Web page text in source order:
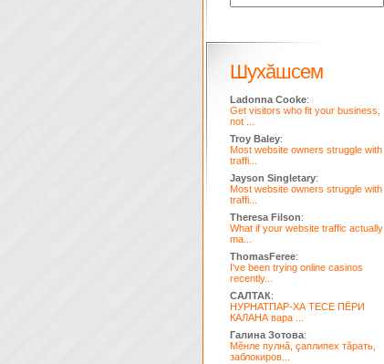
Шухăшсем
Ladonna Cooke:
Get visitors who fit your business,
not ...
Troy Baley:
Most website owners struggle with
traffi...
Jayson Singletary:
Most website owners struggle with
traffi...
Theresa Filson:
What if your website traffic actually
ma...
ThomasFeree:
I've been trying online casinos
recently...
САЛТАК:
НУРНАТПАР-ХА ТЕСЕ ПЁРИ
КАЛАНА вара ...
Галина Зотова:
Мĕнле пулнă, çаплипех тăрать,
заблокиров...